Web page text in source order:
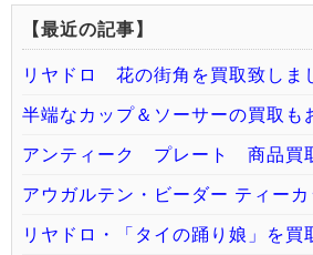
【最近の記事】
リヤドロ 花の街角を買取致しま
半端なカップ＆ソーサーの買取も
アンティーク プレート 商品買
アウガルテン・ビーダー ティー
リヤドロ・「タイの踊り娘」を買